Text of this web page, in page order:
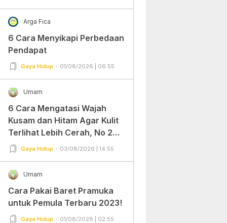
Arga Fica
6 Cara Menyikapi Perbedaan
Pendapat
Gaya Hidup 01/08/2026 | 06:55
Umam
6 Cara Mengatasi Wajah
Kusam dan Hitam Agar Kulit
Terlihat Lebih Cerah, No 2
Gampang Banget dan Mudah
Gaya Hidup 03/08/2026 | 14:55
Umam
Cara Pakai Baret Pramuka
untuk Pemula Terbaru 2023!
Gaya Hidup 01/08/2026 | 02:55